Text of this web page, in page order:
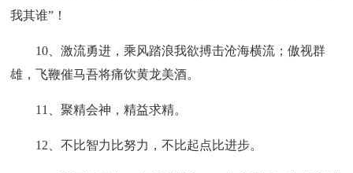
我其谁”！
10、激流勇进，乘风踏浪我欲搏击沧海横流；傲视群
雄，飞鞭催马吾将痛饮黄龙美酒。
11、聚精会神，精益求精。
12、不比智力比努力，不比起点比进步。